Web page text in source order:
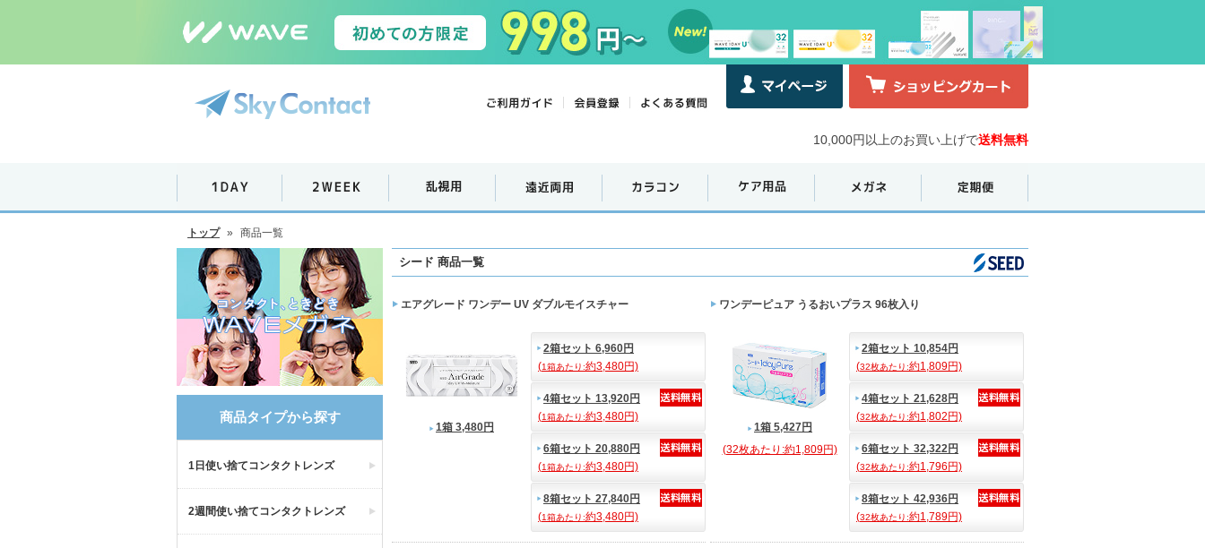
10,000円以上のお買い上げで送料無料
トップ » 商品一覧
商品タイプから探す
1日使い捨てコンタクトレンズ
2週間使い捨てコンタクトレンズ
シード 商品一覧
エアグレード ワンデー UV ダブルモイスチャー
1箱 3,480円
2箱セット 6,960円
(1箱あたり:約3,480円)
4箱セット 13,920円
(1箱あたり:約3,480円)
6箱セット 20,880円
(1箱あたり:約3,480円)
8箱セット 27,840円
(1箱あたり:約3,480円)
ワンデーピュア うるおいプラス 96枚入り
1箱 5,427円
(32枚あたり:約1,809円)
2箱セット 10,854円
(32枚あたり:約1,809円)
4箱セット 21,628円
(32枚あたり:約1,802円)
6箱セット 32,322円
(32枚あたり:約1,796円)
8箱セット 42,936円
(32枚あたり:約1,789円)